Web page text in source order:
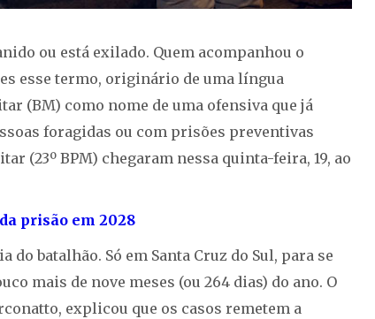
ou está exilado. Quem acompanhou o
esse termo, originário de uma língua
(BM) como nome de uma ofensiva que já
foragidas ou com prisões preventivas
(23º BPM) chegaram nessa quinta-feira, 19, ao
prisão em 2028
batalhão. Só em Santa Cruz do Sul, para se
mais de nove meses (ou 264 dias) do ano. O
explicou que os casos remetem a